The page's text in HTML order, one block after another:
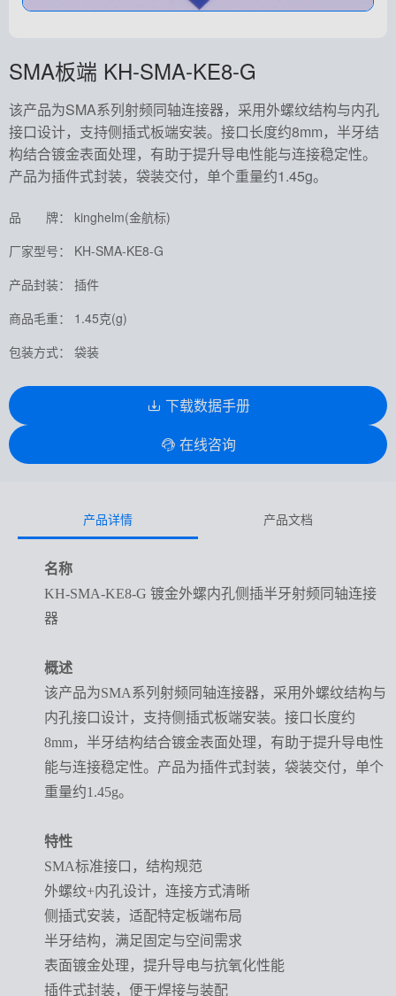
SMA板端 KH-SMA-KE8-G
该产品为SMA系列射频同轴连接器，采用外螺纹结构与内孔
接口设计，支持侧插式板端安装。接口长度约8mm，半牙结
构结合镀金表面处理，有助于提升导电性能与连接稳定性。
产品为插件式封装，袋装交付，单个重量约1.45g。
品 牌： kinghelm(金航标)
厂家型号： KH-SMA-KE8-G
产品封装： 插件
商品毛重： 1.45克(g)
包装方式： 袋装
下载数据手册
在线咨询
产品详情 产品文档
名称
KH-SMA-KE8-G 镀金外螺内孔侧插半牙射频同轴连接
器
概述
该产品为SMA系列射频同轴连接器，采用外螺纹结构与
内孔接口设计，支持侧插式板端安装。接口长度约
8mm，半牙结构结合镀金表面处理，有助于提升导电性
能与连接稳定性。产品为插件式封装，袋装交付，单个
重量约1.45g。
特性
SMA标准接口，结构规范
外螺纹+内孔设计，连接方式清晰
侧插式安装，适配特定板端布局
半牙结构，满足固定与空间需求
表面镀金处理，提升导电与抗氧化性能
插件式封装，便于焊接与装配